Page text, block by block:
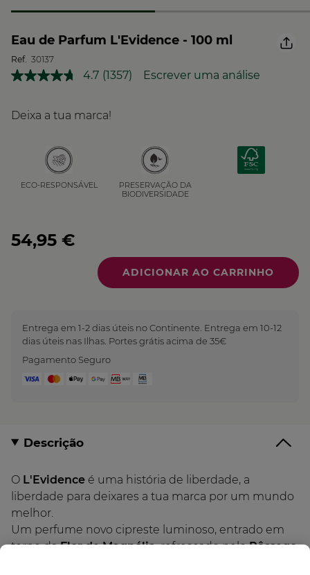
Eau de Parfum L'Evidence - 100 ml
Ref. 30137
4.7 Leu
Link
página.
(1357) Escrever uma análise
Deixa a tua marca!
ECO-RESPONSÁVEL
PRESERVAÇÃO DA
BIODIVERSIDADE
54,95 €
Entrega em 1-2 dias úteis no Continente. Entrega em 10-12
dias úteis nas Ilhas. Portes grátis acima de 35€
Pagamento Seguro
Descrição
O L'Evidence é uma história de liberdade, a
liberdade para deixares a tua marca por um mundo
melhor.
Um perfume novo cipreste luminoso, entrado em
torno daFlor de Magnólia, refrescado peloPêssego